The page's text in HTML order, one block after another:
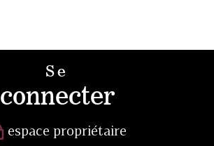
Se
connecter
espace propriétaire